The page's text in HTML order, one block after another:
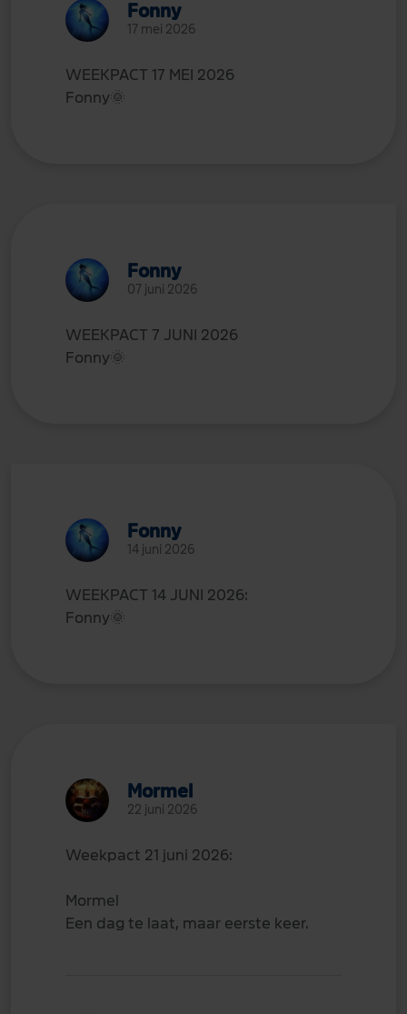
Fonny
17 mei 2026
WEEKPACT 17 MEI 2026
Fonny🌞
Fonny
07 juni 2026
WEEKPACT 7 JUNI 2026
Fonny🌞
Fonny
14 juni 2026
WEEKPACT 14 JUNI 2026:
Fonny🌞
Mormel
22 juni 2026
Weekpact 21 juni 2026:
Mormel
Een dag te laat, maar eerste keer.